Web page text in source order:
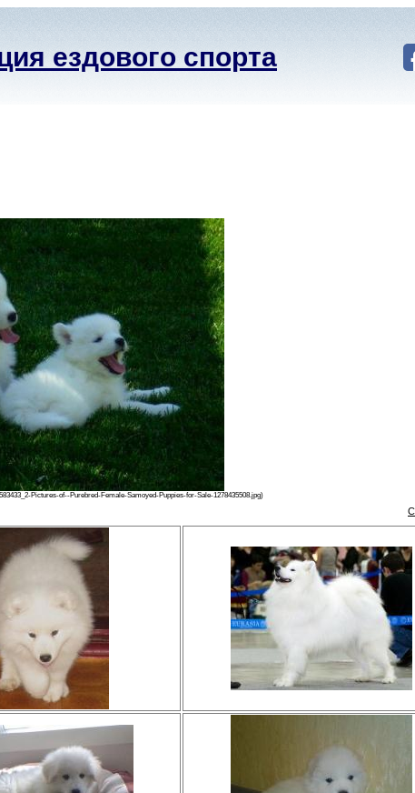
ездового спорта
Pictures-of--Purebred-Female-Samoyed-Puppies-for-Sale-1278435508.jpg)